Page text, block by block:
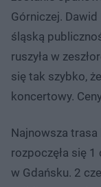
Górniczej.
śląską
ruszyła w
się tak szybko,
koncertowy.
Najnowsza
rozpoczęła się
w Gdańsku. 2